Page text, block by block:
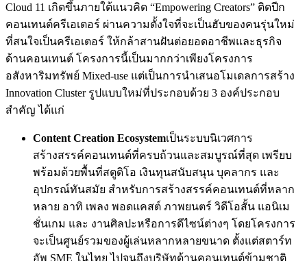
Cloud 11 เกิดขึ้นภายใต้แนวคิด “Empowering Creators” ติดปีก
คอนเทนต์ครีเอเตอร์ ผ่านความตั้งใจที่จะเป็นฮับของคนรุ่นใหม่
ที่สนใจเป็นครีเอเตอร์ ให้กล้าสานฝันต่อยอดอาชีพและธุรกิจ
ด้านคอนเทนต์ โครงการนี้เป็นมากกว่าเพียงโครงการ
อสังหาริมทรัพย์ Mixed-use แต่เป็นการนำเสนอโมเดลการสร้าง
Innovation Cluster รูปแบบใหม่ที่ประกอบด้วย 3 องค์ประกอบ
สำคัญ ได้แก่
Content Creation Ecosystemเป็นระบบนิเวศการ
สร้างสรรค์คอนเทนต์ที่ครบถ้วนและสมบูรณ์ที่สุด เพรียบ
พร้อมด้วยพื้นที่สตูดิโอ เงินทุนสนับสนุน บุคลากร และ
อุปกรณ์ทันสมัย สำหรับการสร้างสรรค์คอนเทนต์ที่หลาก
หลาย อาทิ เพลง พอดแคสต์ ภาพยนตร์ วิดีโอสั้น แอนิเม
ชั่นเกม และ งานศิลปะหรือการดีไซน์ต่างๆ โดยโครงการ
จะเป็นศูนย์รวมของผู้เล่นหลากหลายขนาด ตั้งแต่สตาร์ท
อัพ SME ในไทย ไปจนถึงบริษัทด้านคอนเทนต์ข้ามชาติ